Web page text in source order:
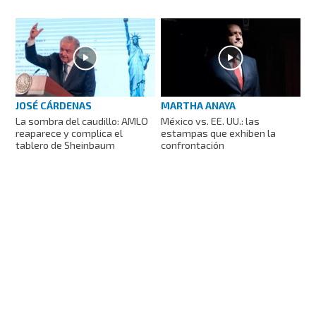
JOSÉ CÁRDENAS
La sombra del caudillo: AMLO
reaparece y complica el
tablero de Sheinbaum
MARTHA ANAYA
México vs. EE. UU.: las
estampas que exhiben la
confrontación